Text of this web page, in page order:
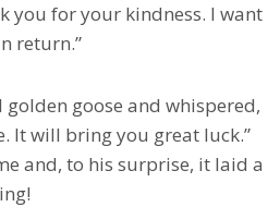
you for your kindness. I want
return.”
golden goose and whispered,
It will bring you great luck.”
and, to his surprise, it laid a